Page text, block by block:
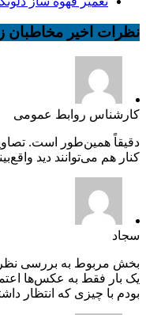
نظرات اخیر مخاطبان
کارشناس روابط عمومی
دقیقاً همین‌طور است.
کنار هم می‌توانند دید
سجاد
بخش مربوط به بررسی
یک بار فقط به عکس‌ها
بودم با چیزی که انتظار